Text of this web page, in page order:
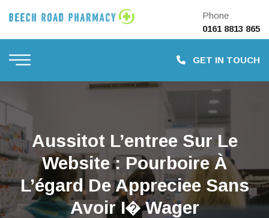
Phone
0161 8813 865
GET IN TOUCH
Aussitot L’entree Sur Le
Website : Pourboire À
L’égard De Appreciee Sans
Avoir I� Wager